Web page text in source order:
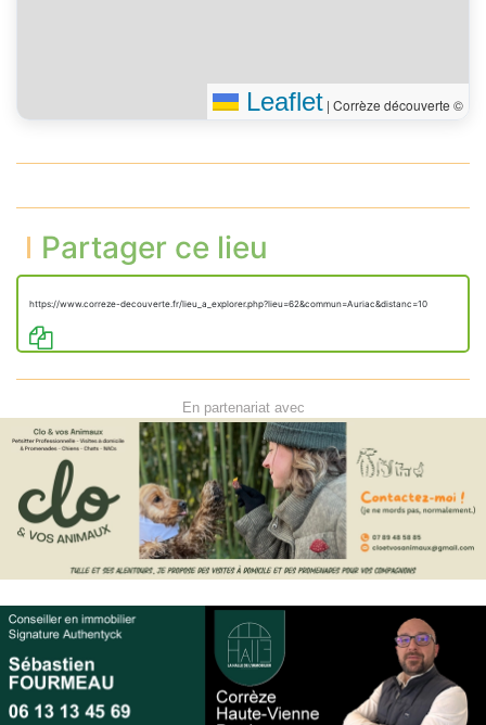
Leaflet | Corrèze découverte ©
Partager ce lieu
https://www.correze-decouverte.fr/lieu_a_explorer.php?lieu=62&commun=Auriac&distanc=10
En partenariat avec